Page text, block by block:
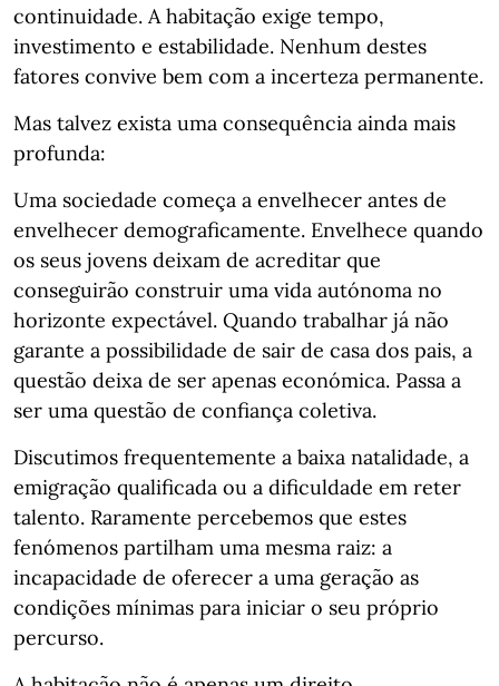
continuidade. A habitação exige tempo,
investimento e estabilidade. Nenhum destes
fatores convive bem com a incerteza permanente.
Mas talvez exista uma consequência ainda mais
profunda:
Uma sociedade começa a envelhecer antes de
envelhecer demograficamente. Envelhece quando
os seus jovens deixam de acreditar que
conseguirão construir uma vida autónoma no
horizonte expectável. Quando trabalhar já não
garante a possibilidade de sair de casa dos pais, a
questão deixa de ser apenas económica. Passa a
ser uma questão de confiança coletiva.
Discutimos frequentemente a baixa natalidade, a
emigração qualificada ou a dificuldade em reter
talento. Raramente percebemos que estes
fenómenos partilham uma mesma raiz: a
incapacidade de oferecer a uma geração as
condições mínimas para iniciar o seu próprio
percurso.